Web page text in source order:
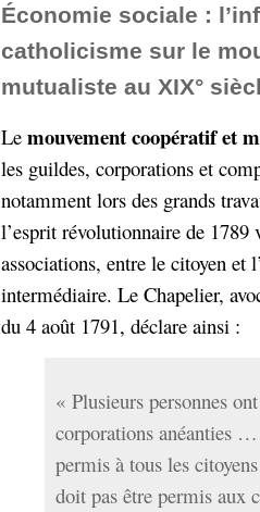
Économie sociale :
catholicisme sur le
mutualiste au XIX°
Le mouvement coopératif et
les guildes, corporations et
notamment lors des grands
l’esprit révolutionnaire de
associations, entre le citoyen et
intermédiaire. Le Chapelier,
du 4 août 1791, déclare ainsi :
« Plusieurs personnes
corporations anéanties
permis à tous les
doit pas être permis aux